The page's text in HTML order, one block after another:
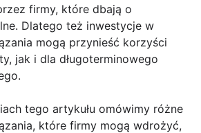
firmy, które dbają o
Dlatego też inwestycje w
mogą przynieść korzyści
jak i dla długoterminowego
tego artykułu omówimy różne
które firmy mogą wdrożyć,